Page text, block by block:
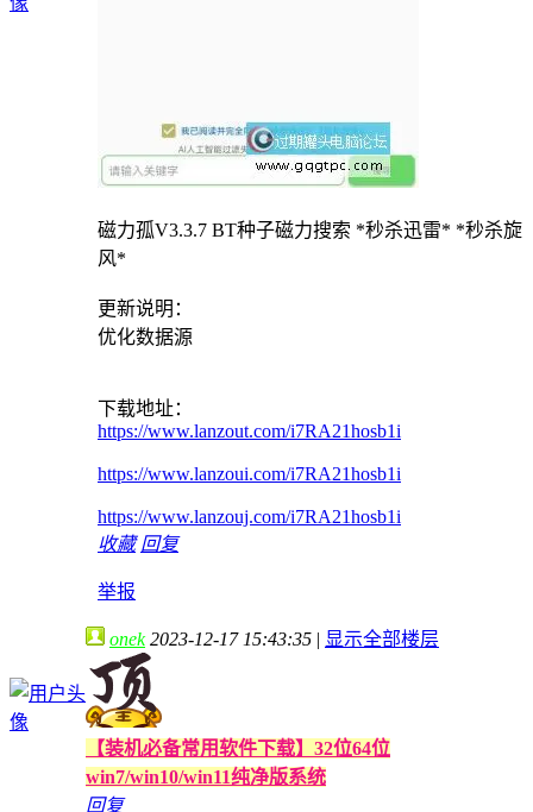
磁力孤V3.3.7 BT种子磁力搜索 *秒杀迅雷* *秒杀旋
风*
更新说明：
优化数据源
下载地址：
https://www.lanzout.com/i7RA21hosb1i
https://www.lanzoui.com/i7RA21hosb1i
https://www.lanzouj.com/i7RA21hosb1i
收藏 回复
举报
onek2023-12-17 15:43:35 | 显示全部楼层
【装机必备常用软件下载】32位64位
win7/win10/win11纯净版系统
回复